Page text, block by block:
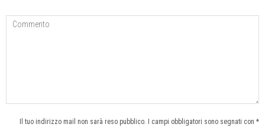
Il tuo indirizzo mail non sarà reso pubblico. I campi obbligatori sono segnati con *